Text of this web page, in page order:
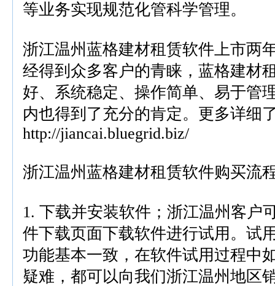
等业务实现规范化管科学管理。
浙江温州蓝格建材租赁软件上市两
经得到众多客户的青睐，蓝格建材
好、系统稳定、操作简单、易于管
内也得到了充分的肯定。更多详细
http://jiancai.bluegrid.biz/
浙江温州蓝格建材租赁软件购买流
1. 下载并安装软件；浙江温州客户
件下载页面下载软件进行试用。试
功能基本一致，在软件试用过程中
疑难，都可以向我们浙江温州地区